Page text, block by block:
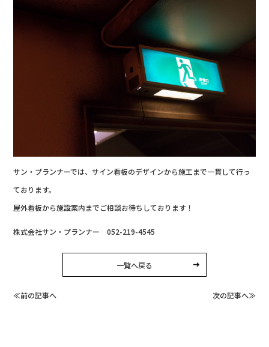
サン・プランナーでは、サイン看板のデザインから施工まで一貫して行っ
ております。
屋外看板から施設案内までご相談お待ちしております！
株式会社サン・プランナー 052-219-4545
一覧へ戻る
≪前の記事へ 次の記事へ≫